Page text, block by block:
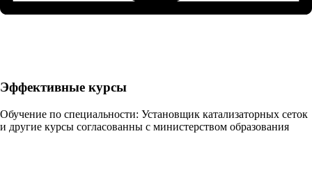
Эффективные курсы
Обучение по специальности: Установщик катализаторных сеток
и другие курсы согласованны с министерством образования